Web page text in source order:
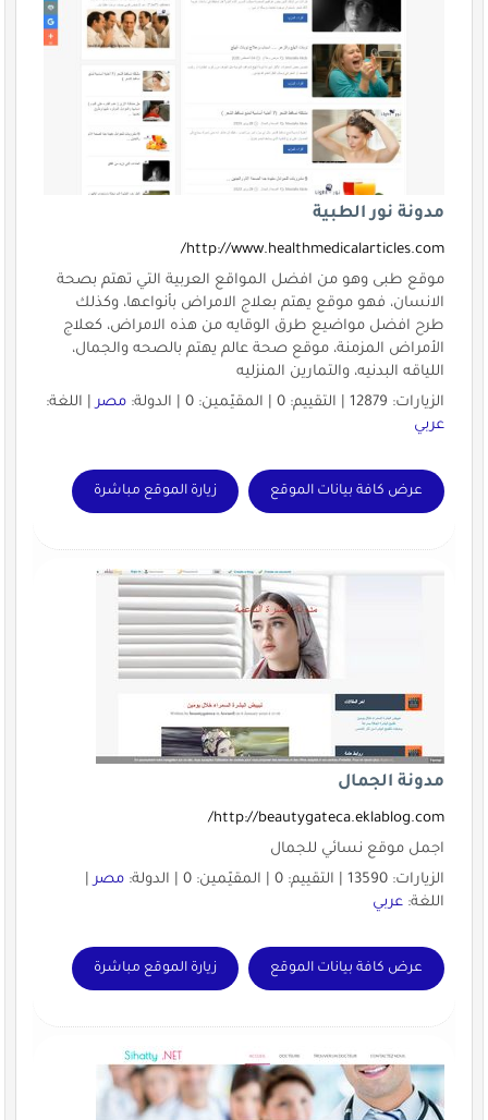
مدونة نور الطبية
http://www.healthmedicalarticles.com/
موقع طبى وهو من افضل المواقع العربية التي تهتم بصحة
الانسان، فهو موقع يهتم بعلاج الامراض بأنواعها، وكذلك
طرح افضل مواضيع طرق الوقايه من هذه الامراض، كعلاج
الأمراض المزمنة، موقع صحة عالم يهتم بالصحه والجمال،
اللياقه البدنيه، والتمارين المنزليه
الزيارات: 12879 | التقييم: 0 | المقيّمين: 0 | الدولة:
مصر| اللغة:
عربي
عرض كافة بيانات الموقع زيارة الموقع مباشرة
مدونة الجمال
http://beautygateca.eklablog.com/
اجمل موقع نسائي للجمال
الزيارات: 13590 | التقييم: 0 | المقيّمين: 0 | الدولة:
مصر|
اللغة: عربي
عرض كافة بيانات الموقع زيارة الموقع مباشرة